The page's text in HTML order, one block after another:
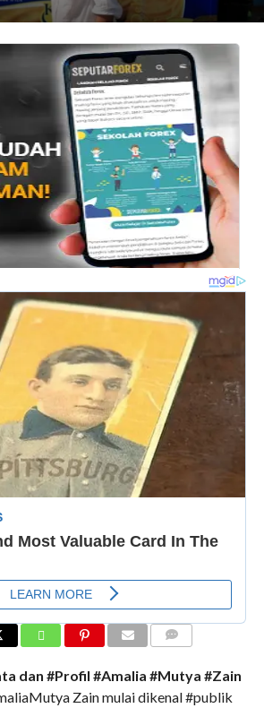
dan #Profil #Amalia #Mutya #Zain
Zain mulai dikenal #publik